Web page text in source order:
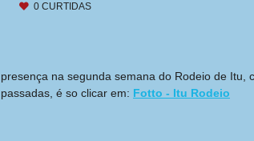
0 CURTIDAS
na segunda semana do Rodeio de
é so clicar em: Fotto - Itu Rodeio